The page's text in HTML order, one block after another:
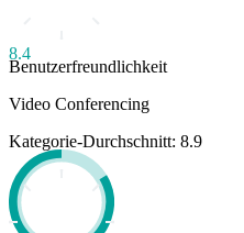
8.4
Benutzerfreundlichkeit
Video Conferencing
Kategorie-Durchschnitt: 8.9